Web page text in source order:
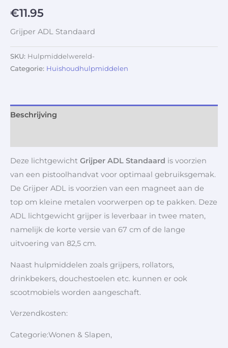
€11.95
Grijper ADL Standaard
SKU: Hulpmiddelwereld-
Categorie: Huishoudhulpmiddelen
Beschrijving
Deze lichtgewicht Grijper ADL Standaard is voorzien
van een pistoolhandvat voor optimaal gebruiksgemak.
De Grijper ADL is voorzien van een magneet aan de
top om kleine metalen voorwerpen op te pakken. Deze
ADL lichtgewicht grijper is leverbaar in twee maten,
namelijk de korte versie van 67 cm of de lange
uitvoering van 82,5 cm.
Naast hulpmiddelen zoals grijpers, rollators,
drinkbekers, douchestoelen etc. kunnen er ook
scootmobiels worden aangeschaft.
Verzendkosten:
Categorie:Wonen & Slapen,